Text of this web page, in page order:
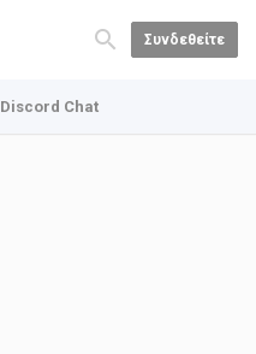
Συνδεθείτε
Discord Chat